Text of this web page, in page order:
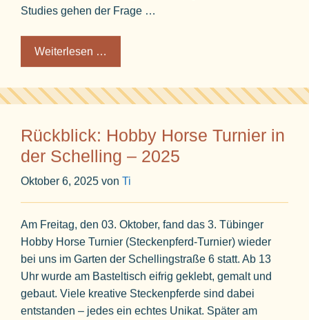
Studies gehen der Frage …
Weiterlesen …
Rückblick: Hobby Horse Turnier in
der Schelling – 2025
Oktober 6, 2025 von Ti
Am Freitag, den 03. Oktober, fand das 3. Tübinger
Hobby Horse Turnier (Steckenpferd-Turnier) wieder
bei uns im Garten der Schellingstraße 6 statt. Ab 13
Uhr wurde am Basteltisch eifrig geklebt, gemalt und
gebaut. Viele kreative Steckenpferde sind dabei
entstanden – jedes ein echtes Unikat. Später am